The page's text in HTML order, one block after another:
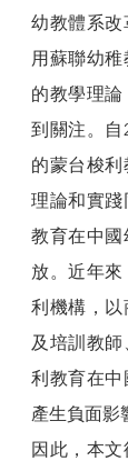
幼教體系
用蘇聯幼
的教學理
到關注。自
的蒙台梭
理論和實
教育在中
放。近年
利機構，
及培訓教
利教育在
產生負面影
因此，本